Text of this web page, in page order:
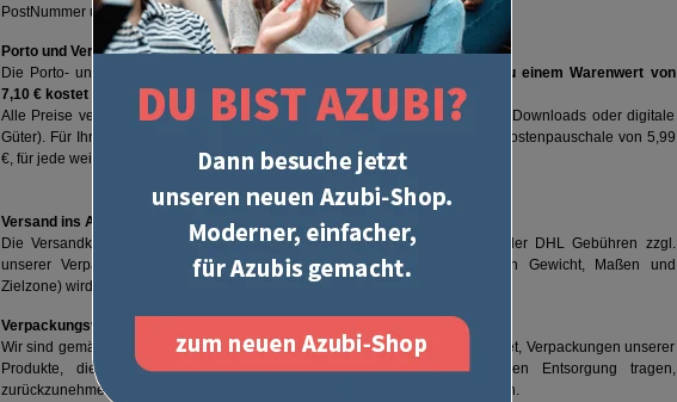
PostNummer und im Feld "Straße, Hsnr." Ihre Packstation an.
Porto und Verpackungskosten innerhalb Deutschlands
Die Porto- und Verpackungskostenpauschale beträgt generell 5,99 €.
Bis zu einem Warenwert von
7,10 € kostet der Versand nur 3,95 €.
Alle Preise verstehen sich zuzüglich Porto und Verpackung (ausgenommen Downloads oder digitale
Güter). Für Ihre Warensendung berechnen wir eine Porto- und Verpackungskostenpauschale von 5,99
€, für jede weitere Teillieferung berechnen wir 5,99 €.
Versand ins Ausland
Die Versandkosten bei Lieferungen ins Ausland berechnen sich anhand der DHL Gebühren zzgl.
unserer Verpackungskostenpauschale. Der genaue Betrag (abhängig von Gewicht, Maßen und
Zielzone) wird während des Bestellvorgangs angezeigt.
Verpackungsverordnung
Wir sind gemäß der Regelungen der Verpackungsverordnung dazu verpflichtet, Verpackungen unserer
Produkte, die nicht das Zeichen eines Systems der flächendeckenden Entsorgung tragen,
zurückzunehmen und für deren Wiederverwendung oder Entsorgung zu sorgen.